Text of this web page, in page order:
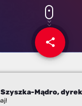
share
email